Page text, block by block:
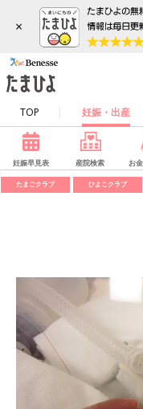
×
TOP 妊娠・出産
妊娠早見表 産院検索 お
たまごクラブ ひよこクラブ